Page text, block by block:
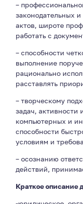
–
законодательных
актов, широте
работать с
– способности
выполнение
рационально
расставлять
– творческому
задач,
компьютерных и
способности
условиям и
– осознанию
действий,
Краткое описание